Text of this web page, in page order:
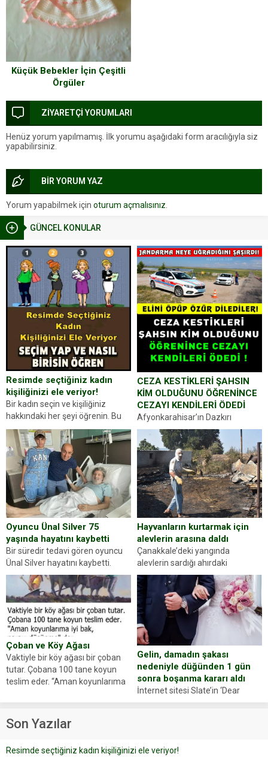
GÜNCEL KONULAR
Resimde seçtiğiniz kadın
kişiliğinizi ele veriyor!
Bir kadın seçin ve kişiliğiniz
hakkındaki her şeyi öğrenin. Bu
kez karşınıza oldukça farklı bir
kişilik testiyle çıkıyoruz. Resimde
gördüğünüz kadın figürlerinden
dikkatinizi en...
CEZA KESTİKLERİ ŞAHSIN
KİM OLDUĞUNU ÖĞRENİNCE
CEZAYI KENDİLERİ ÖDEDİ
Afyonkarahisar’ın Dazkırı
ilçesinde trafik uygulaması
yapan jandarma ekipleri
durdurdukları bir otomobilin
sürücüsünden ehliyet ve ruhsat
sorup belgelerini istedi. Sürücü
Abdurrahman Ö.nün verdiği
evraklarda eksik olduğunu...
Oyuncu Ünal Silver 75
yaşında hayatını kaybetti
Bir süredir tedavi gören oyuncu
Ünal Silver hayatını kaybetti.
Haberi, oyuncunun menajerlik
ajansı duyurdu. Renda Güner,
sosyal medya hesabında “Usta
Oyuncumuz ve çok değerli
dostumuz...
Hayvanların kurtarmak için
alevlerin arasına daldı
Çanakkale’deki yangında
alevlerin sardığı ahırdaki
hayvanlarını kurtarmak isteyen
Zeki Demir (66) ölümden döndü.
Yüzünde ve ellerinde yanıklar
oluşan Demir, kâbus dolu anları
anlattı… Merkeze bağlı...
Çoban ve Köy Ağası
Vaktiyle bir köy ağası bir çoban
tutar. Çobana 100 tane koyun
teslim eder. “Aman koyunlarıma
Çoban koyunları alır gider. Aylar...
Gelin, damadın şakası
nedeniyle düğünden 1 gün
sonra boşanma kararı aldı
İnternet sitesi Slate’in ‘Dear
Prudence’ isimli tavsiye köşesine
yapıştırdığı için düğünden...
Son Yazılar
Resimde seçtiğiniz kadın kişiliğinizi ele veriyor!
Küçük Bebekler İçin Çeşitli
Örgüler
ZİYARETÇİ YORUMLARI
Henüz yorum yapılmamış. İlk yorumu aşağıdaki form aracılığıyla siz
yapabilirsiniz.
BİR YORUM YAZ
Yorum yapabilmek için oturum açmalısınız